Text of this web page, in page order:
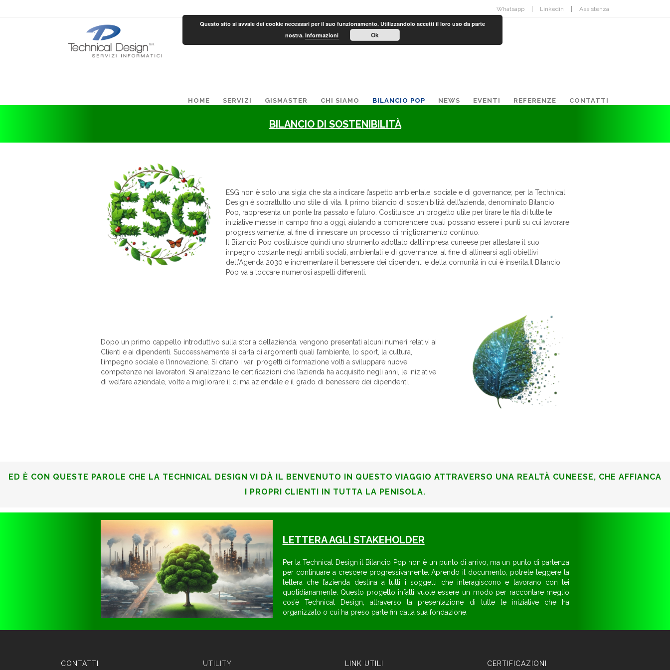
Whatsapp Linkedin Assistenza
HOME SERVIZI GISMASTER CHI SIAMO BILANCIO POP NEWS EVENTI REFERENZE CONTATTI
BILANCIO DI SOSTENIBILITÀ
ESG non è solo una sigla che sta a indicare l’aspetto ambientale, sociale e di governance; per la Technical
Design è soprattutto uno stile di vita. Il primo bilancio di sostenibilità dell’azienda, denominato Bilancio
Pop, rappresenta un ponte tra passato e futuro. Costituisce un progetto utile per tirare le fila di tutte le
iniziative messe in campo fino a oggi, aiutando a comprendere quali possano essere i punti su cui lavorare
progressivamente, al fine di innescare un processo di miglioramento continuo.
Il Bilancio Pop costituisce quindi uno strumento adottato dall’impresa cuneese per attestare il suo
impegno costante negli ambiti sociali, ambientali e di governance, al fine di allinearsi agli obiettivi
dell’Agenda 2030 e incrementare il benessere dei dipendenti e della comunità in cui è inserita.Il Bilancio
Pop va a toccare numerosi aspetti differenti.
Dopo un primo cappello introduttivo sulla storia dell’azienda, vengono presentati alcuni numeri relativi ai
Clienti e ai dipendenti. Successivamente si parla di argomenti quali l’ambiente, lo sport, la cultura,
l’impegno sociale e l’innovazione. Si citano i vari progetti di formazione volti a sviluppare nuove
competenze nei lavoratori. Si analizzano le certificazioni che l’azienda ha acquisito negli anni, le iniziative
di welfare aziendale, volte a migliorare il clima aziendale e il grado di benessere dei dipendenti.
ED È CON QUESTE PAROLE CHE LA TECHNICAL DESIGN VI DÀ IL BENVENUTO IN QUESTO VIAGGIO ATTRAVERSO UNA REALTÀ CUNEESE, CHE AFFIANCA
I PROPRI CLIENTI IN TUTTA LA PENISOLA.
LETTERA AGLI STAKEHOLDER
Per la Technical Design il Bilancio Pop non è un punto di arrivo, ma un punto di partenza
per continuare a crescere progressivamente. Aprendo il documento, potrete leggere la
lettera che l’azienda destina a tutti i soggetti che interagiscono e lavorano con lei
quotidianamente. Questo progetto infatti vuole essere un modo per raccontare meglio
cos’è Technical Design, attraverso la presentazione di tutte le iniziative che ha
organizzato o cui ha preso parte fin dalla sua fondazione.
CONTATTI UTILITY LINK UTILI CERTIFICAZIONI
Questo sito si avvale dei cookie necessari per il suo funzionamento. Utilizzandolo accetti il loro uso da parte
nostra. Informazioni Ok